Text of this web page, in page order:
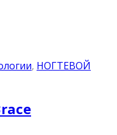
, НОГТЕВОЙ